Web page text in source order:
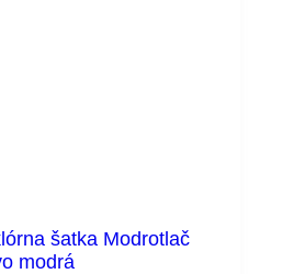
šatka Modrotlač
modrá